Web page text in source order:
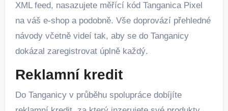
XML feed, nasazujete měřící kód Tanganica Pixel
na váš e-shop a podobně. Vše doprovází přehledné
návody včetně videí tak, aby se do Tanganicy
dokázal zaregistrovat úplně každý.
Reklamní kredit
Do Tanganicy v průběhu spolupráce dobíjíte